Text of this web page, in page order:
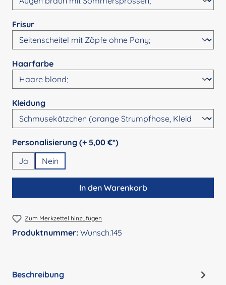
Frisurauswählen
Haarfarbeauswählen
Kleidungauswählen
Personalisierung (+ 5,00 €*)auswählen
Ja
Nein
In den Warenkorb
Zum Merkzettel hinzufügen
Produktnummer: Wunsch.145
Beschreibung